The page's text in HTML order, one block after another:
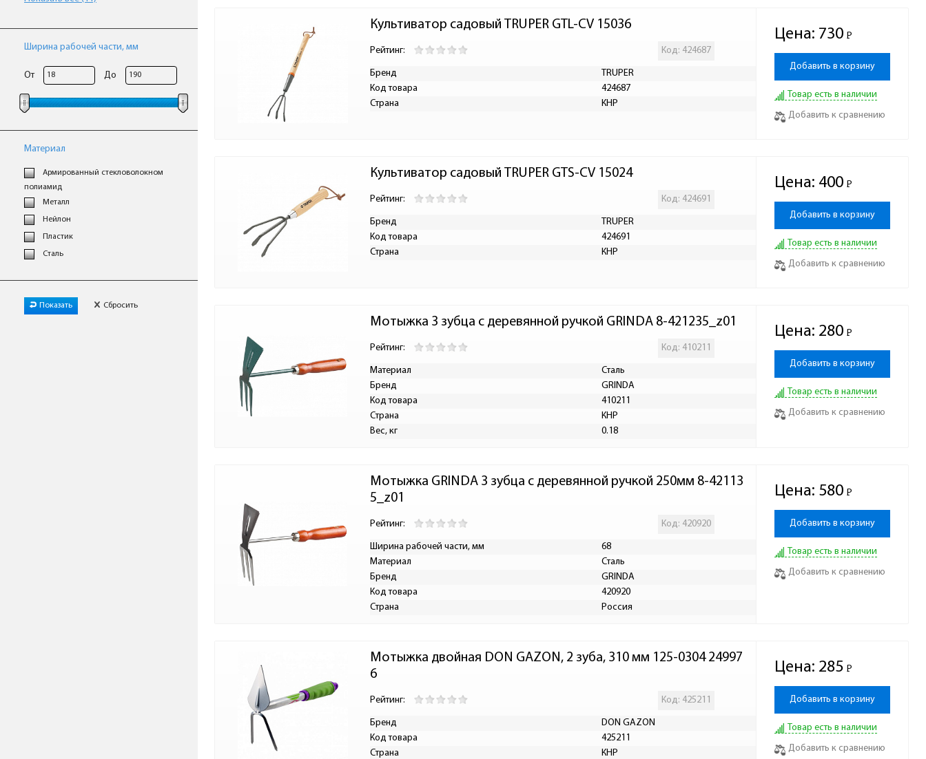
Ширина рабочей части, мм
От До
Материал
Армированный стекловолокном
полиамид
Металл
Нейлон
Пластик
Сталь
Показать Сбросить
Культиватор садовый TRUPER GTL-CV 15036
Рейтинг: Код: 424687
Бренд
TRUPER
Код товара
424687
Страна
КНР
Цена: 730 Р
-
Добавить в корзину
Товар есть в наличии
Добавить к сравнению
Культиватор садовый TRUPER GTS-CV 15024
Рейтинг: Код: 424691
Бренд
TRUPER
Код товара
424691
Страна
КНР
Цена: 400 Р
-
Добавить в корзину
Товар есть в наличии
Добавить к сравнению
Мотыжка 3 зубца с деревянной ручкой GRINDA 8-421235_z01
Рейтинг: Код: 410211
Материал
Сталь
Бренд
GRINDA
Код товара
410211
Страна
КНР
Вес, кг
0.18
Цена: 280 Р
-
Добавить в корзину
Товар есть в наличии
Добавить к сравнению
Мотыжка GRINDA 3 зубца с деревянной ручкой 250мм 8-42113
5_z01
Рейтинг: Код: 420920
Ширина рабочей части, мм
68
Материал
Сталь
Бренд
GRINDA
Код товара
420920
Страна
Россия
Цена: 580 Р
-
Добавить в корзину
Товар есть в наличии
Добавить к сравнению
Мотыжка двойная DON GAZON, 2 зуба, 310 мм 125-0304 24997
6
Рейтинг: Код: 425211
Бренд
DON GAZON
Код товара
425211
Страна
КНР
Цена: 285 Р
-
Добавить в корзину
Товар есть в наличии
Добавить к сравнению